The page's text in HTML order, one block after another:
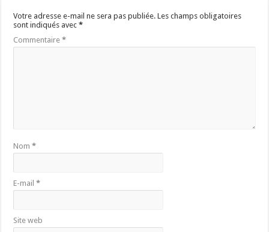
Votre adresse e-mail ne sera pas publiée. Les champs obligatoires
sont indiqués avec*
Commentaire*
Nom*
E-mail*
Site web